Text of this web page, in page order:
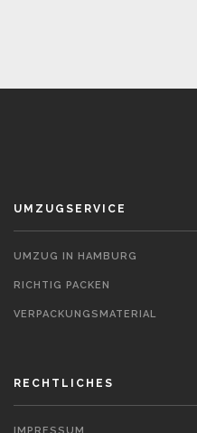
UMZUGSERVICE
UMZUG IN HAMBURG
RICHTIG PACKEN
VERPACKUNGSMATERIAL
RECHTLICHES